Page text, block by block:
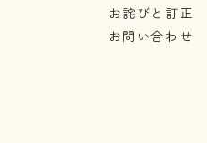
お詫びと訂正
お問い合わせ